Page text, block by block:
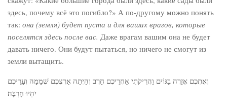
здесь, почему всё это погибло?» А по-другому можно понять
так: она (земля) будет пуста и для ваших врагов, которые
поселятся здесь после вас. Даже врагам вашим она не будет
давать ничего. Они будут пытаться, но ничего не смогут из
земли вытащить.
וְאֶתְכֶם אֱזָרֶה בַגּוֹיִם וַהֲרִיקֹתִי אַחֲרֵיכֶם חָרֶב וְהָיְתָה אַרְצְכֶם שְׁמָמָה וְעָרֵיכֶם
יִהְיוּ חָרְבָּה׃